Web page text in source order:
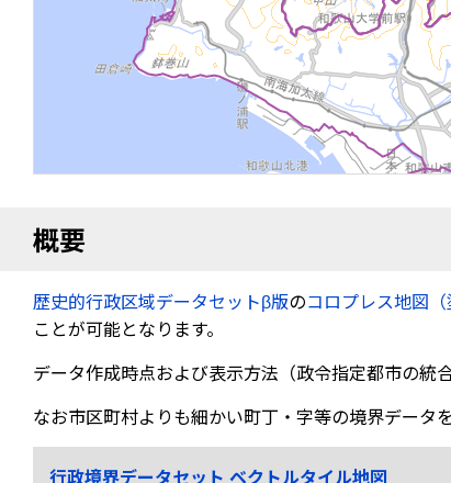
概要
歴史的行政区域データセットβ版のコロプレス地図（
ことが可能となります。
データ作成時点および表示方法（政令指定都市の統
なお市区町村よりも細かい町丁・字等の境界データ
行政境界データセット ベクトルタイル地図